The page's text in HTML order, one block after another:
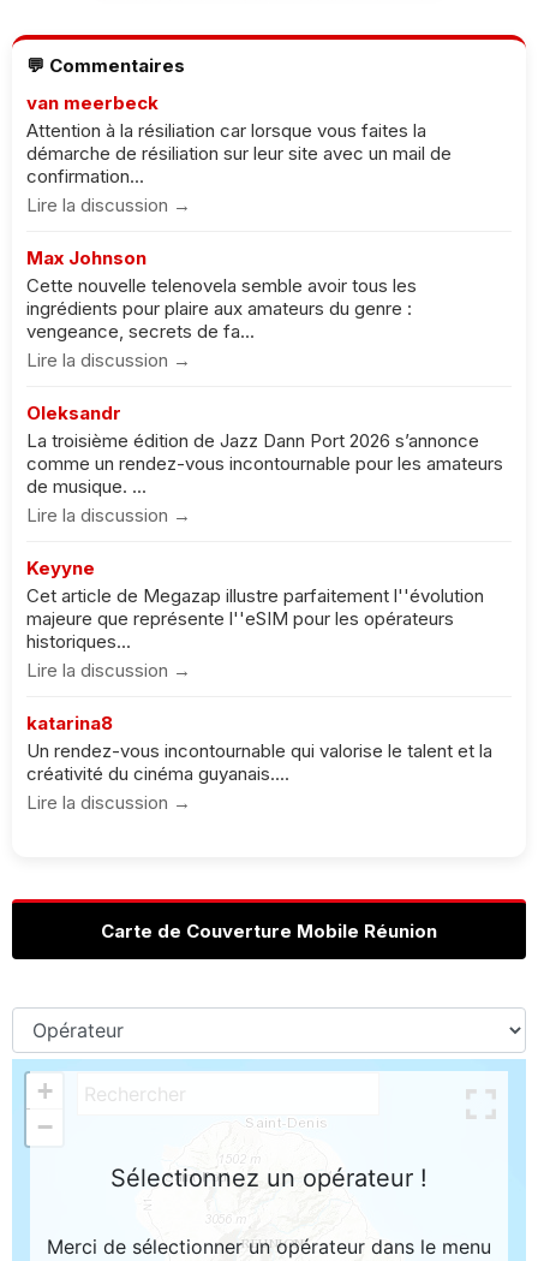
💬 Commentaires
van meerbeck
Attention à la résiliation car lorsque vous faites la
démarche de résiliation sur leur site avec un mail de
confirmation...
Lire la discussion →
Max Johnson
Cette nouvelle telenovela semble avoir tous les
ingrédients pour plaire aux amateurs du genre :
vengeance, secrets de fa...
Lire la discussion →
Oleksandr
La troisième édition de Jazz Dann Port 2026 s’annonce
comme un rendez-vous incontournable pour les amateurs
de musique. ...
Lire la discussion →
Keyyne
Cet article de Megazap illustre parfaitement l''évolution
majeure que représente l''eSIM pour les opérateurs
historiques...
Lire la discussion →
katarina8
Un rendez-vous incontournable qui valorise le talent et la
créativité du cinéma guyanais....
Lire la discussion →
Carte de Couverture Mobile Réunion